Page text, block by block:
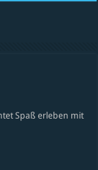
Spaß erleben mit